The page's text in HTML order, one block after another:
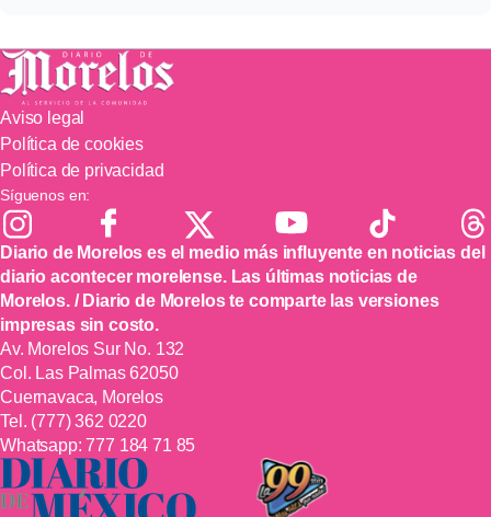
Aviso legal
Política de cookies
Política de privacidad
Síguenos en:
Diario de Morelos es el medio más influyente en noticias del
diario acontecer morelense. Las últimas noticias de
Morelos. / Diario de Morelos te comparte las versiones
impresas sin costo.
Av. Morelos Sur No. 132
Col. Las Palmas 62050
Cuernavaca, Morelos
Tel. (777) 362 0220
Whatsapp:777 184 71 85